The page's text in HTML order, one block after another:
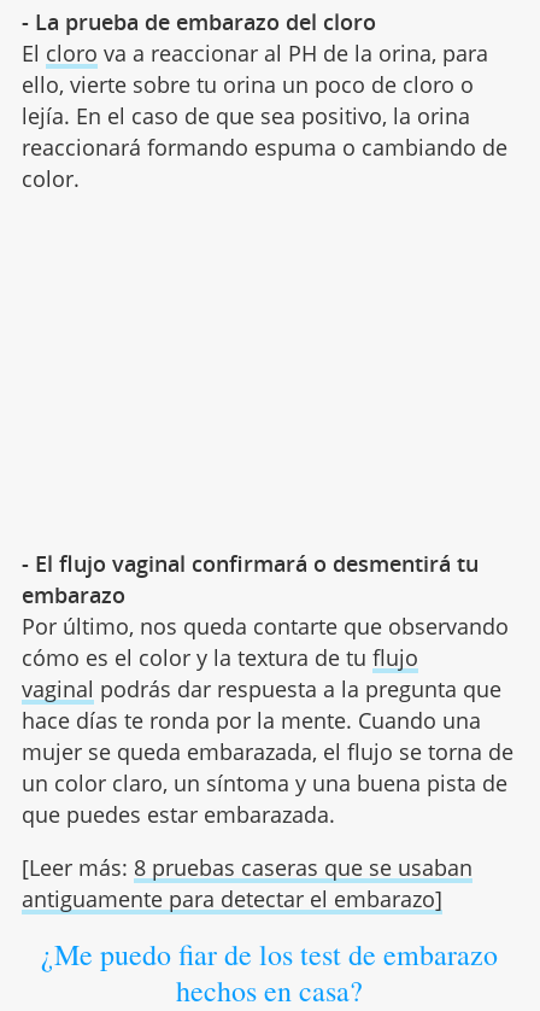
- La prueba de embarazo del cloro
El cloro va a reaccionar al PH de la orina, para
ello, vierte sobre tu orina un poco de cloro o
lejía. En el caso de que sea positivo, la orina
reaccionará formando espuma o cambiando de
color.
- El flujo vaginal confirmará o desmentirá tu
embarazo
Por último, nos queda contarte que observando
cómo es el color y la textura de tu flujo
vaginal podrás dar respuesta a la pregunta que
hace días te ronda por la mente. Cuando una
mujer se queda embarazada, el flujo se torna de
un color claro, un síntoma y una buena pista de
que puedes estar embarazada.
[Leer más: 8 pruebas caseras que se usaban
antiguamente para detectar el embarazo]
¿Me puedo fiar de los test de embarazo
hechos en casa?